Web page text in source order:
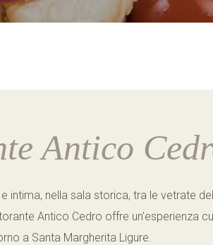
(GE) - ITALY
Antico
intima, nella sala storica, tra le vetrate
Antico Cedro offre un'esperienza
a Santa Margherita Ligure.